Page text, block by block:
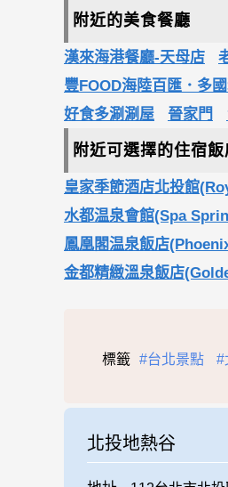
附近的美食餐廳
漢來海港餐廳-天母店
豐FOOD海陸百匯．多
好食多涮涮屋
晉家門
附近可選擇的住宿飯
皇家季節酒店北投館
水都温泉會館(Spa
鳳凰閣温泉飯店
金都精緻溫泉飯店
標籤 #台北景點 #
北投地熱谷